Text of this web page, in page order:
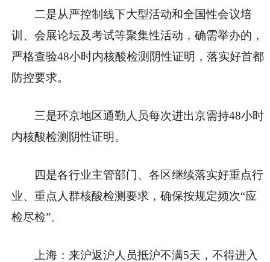
二是从严控制线下大型活动和全国性会议培
训、会展论坛及考试等聚集性活动，确需举办的，
严格查验48小时内核酸检测阴性证明，落实好首都
防控要求。
三是环京地区通勤人员每次进出京需持48小时
内核酸检测阴性证明。
四是各行业主管部门、各区继续落实好重点行
业、重点人群核酸检测要求，确保按规定频次“应
检尽检”。
上海：来沪返沪人员抵沪不满5天，不得进入